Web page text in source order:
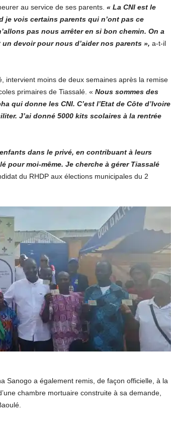
au service de ses parents. « La CNI est le
je vois certains parents qui n’ont pas ce
pas nous arrêter en si bon chemin. On a
devoir pour nous d’aider nos parents », a-t-il
intervient moins de deux semaines après la remise
primaires de Tiassalé. « Nous sommes des
qui donne les CNI. C’est l’Etat de Côte d’Ivoire
J’ai donné 5000 kits scolaires à la rentrée
dans le privé, en contribuant à leurs
pour moi-même. Je cherche à gérer Tiassalé
du RHDP aux élections municipales du 2
Sanogo a également remis, de façon officielle, à la
chambre mortuaire construite à sa demande,